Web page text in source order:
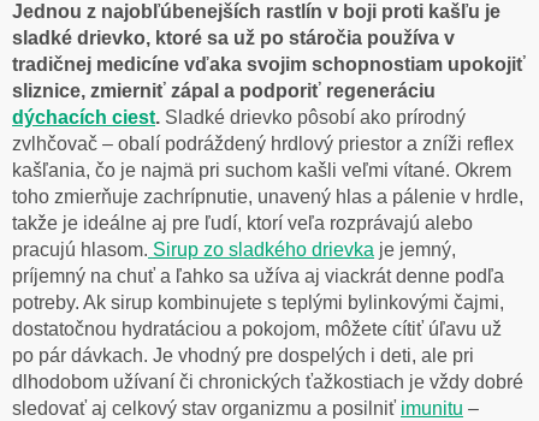
Jednou z najobľúbenejších rastlín v boji proti kašľu je
sladké drievko, ktoré sa už po stáročia používa v
tradičnej medicíne vďaka svojim schopnostiam upokojiť
sliznice, zmierniť zápal a podporiť regeneráciu
dýchacích ciest. Sladké drievko pôsobí ako prírodný
zvlhčovač – obalí podráždený hrdlový priestor a zníži reflex
kašľania, čo je najmä pri suchom kašli veľmi vítané. Okrem
toho zmierňuje zachrípnutie, unavený hlas a pálenie v hrdle,
takže je ideálne aj pre ľudí, ktorí veľa rozprávajú alebo
pracujú hlasom. Sirup zo sladkého drievka je jemný,
príjemný na chuť a ľahko sa užíva aj viackrát denne podľa
potreby. Ak sirup kombinujete s teplými bylinkovými čajmi,
dostatočnou hydratáciou a pokojom, môžete cítiť úľavu už
po pár dávkach. Je vhodný pre dospelých i deti, ale pri
dlhodobom užívaní či chronických ťažkostiach je vždy dobré
sledovať aj celkový stav organizmu a posilniť imunitu –